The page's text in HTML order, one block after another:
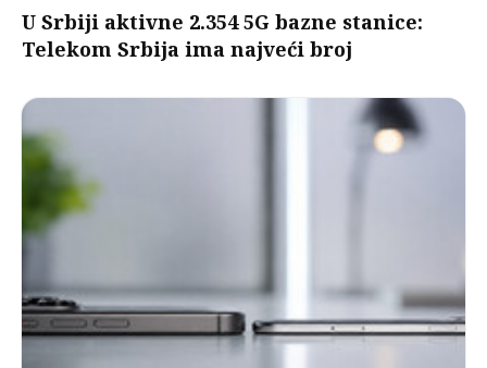
U Srbiji aktivne 2.354 5G bazne stanice:
Telekom Srbija ima najveći broj